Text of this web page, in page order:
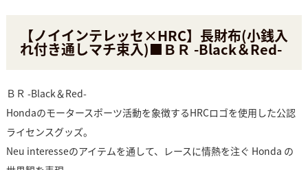
【ノイインテレッセ×HRC】長財布(小銭入
れ付き通しマチ束入)■ＢＲ -Black＆Red-
ＢＲ -Black＆Red-
Hondaのモータースポーツ活動を象徴するHRCロゴを使用した公認
ライセンスグッズ。
Neu interesseのアイテムを通して、レースに情熱を注ぐ Honda の